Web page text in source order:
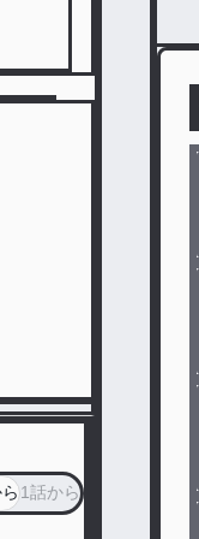
1話から